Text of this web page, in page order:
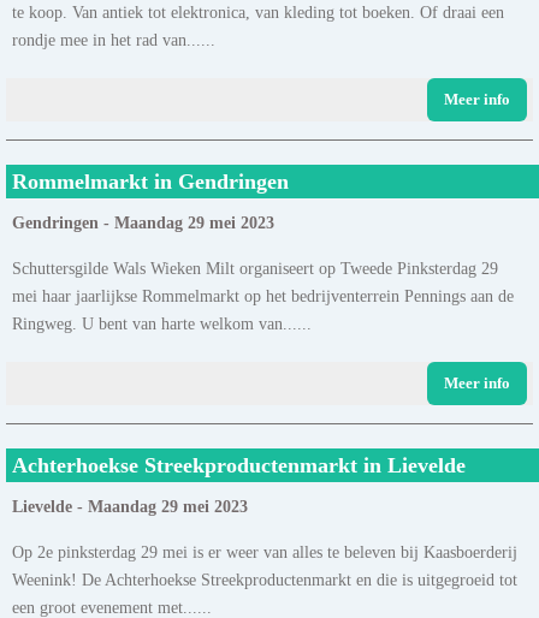
te koop. Van antiek tot elektronica, van kleding tot boeken. Of draai een
rondje mee in het rad van......
Meer info
Rommelmarkt in Gendringen
Gendringen - Maandag 29 mei 2023
Schuttersgilde Wals Wieken Milt organiseert op Tweede Pinksterdag 29
mei haar jaarlijkse Rommelmarkt op het bedrijventerrein Pennings aan de
Ringweg. U bent van harte welkom van......
Meer info
Achterhoekse Streekproductenmarkt in Lievelde
Lievelde - Maandag 29 mei 2023
Op 2e pinksterdag 29 mei is er weer van alles te beleven bij Kaasboerderij
Weenink! De Achterhoekse Streekproductenmarkt en die is uitgegroeid tot
een groot evenement met......